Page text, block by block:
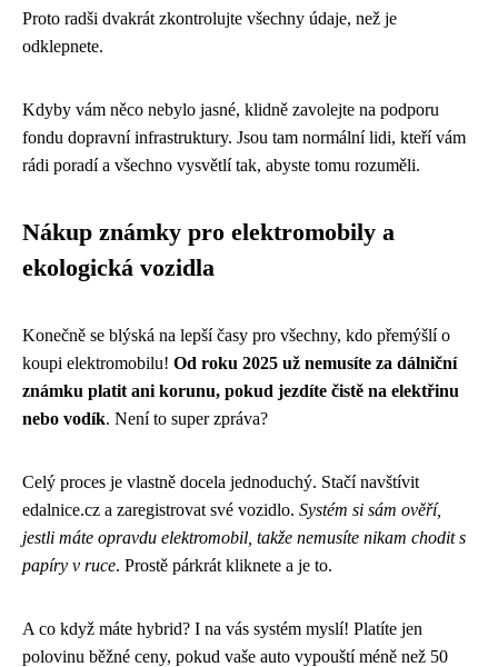
Proto radši dvakrát zkontrolujte všechny údaje, než je
odklepnete.
Kdyby vám něco nebylo jasné, klidně zavolejte na podporu
fondu dopravní infrastruktury. Jsou tam normální lidi, kteří vám
rádi poradí a všechno vysvětlí tak, abyste tomu rozuměli.
Nákup známky pro elektromobily a
ekologická vozidla
Konečně se blýská na lepší časy pro všechny, kdo přemýšlí o
koupi elektromobilu! Od roku 2025 už nemusíte za dálniční
známku platit ani korunu, pokud jezdíte čistě na elektřinu
nebo vodík. Není to super zpráva?
Celý proces je vlastně docela jednoduchý. Stačí navštívit
edalnice.cz a zaregistrovat své vozidlo. Systém si sám ověří,
jestli máte opravdu elektromobil, takže nemusíte nikam chodit s
papíry v ruce. Prostě párkrát kliknete a je to.
A co když máte hybrid? I na vás systém myslí! Platíte jen
polovinu běžné ceny, pokud vaše auto vypouští méně než 50